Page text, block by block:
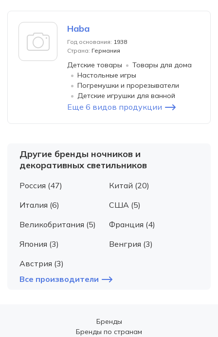
Haba
Год основания: 1938
Страна: Германия
Детские товары
Товары для дома
Настольные игры
Погремушки и прорезыватели
Детские игрушки для ванной
Еще 6 видов продукции
Другие бренды ночников и
декоративных светильников
Россия (47)
Китай (20)
Италия (6)
США (5)
Великобритания (5)
Франция (4)
Япония (3)
Венгрия (3)
Австрия (3)
Все производители
Бренды
Бренды по странам